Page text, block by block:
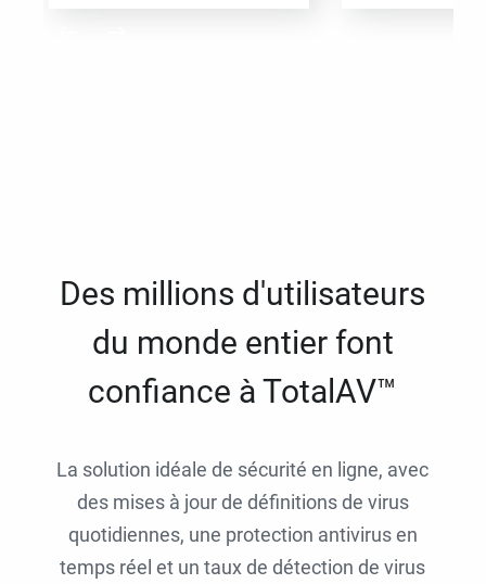
Des millions d'utilisateurs
du monde entier font
confiance à TotalAV™
La solution idéale de sécurité en ligne, avec
des mises à jour de définitions de virus
quotidiennes, une protection antivirus en
temps réel et un taux de détection de virus